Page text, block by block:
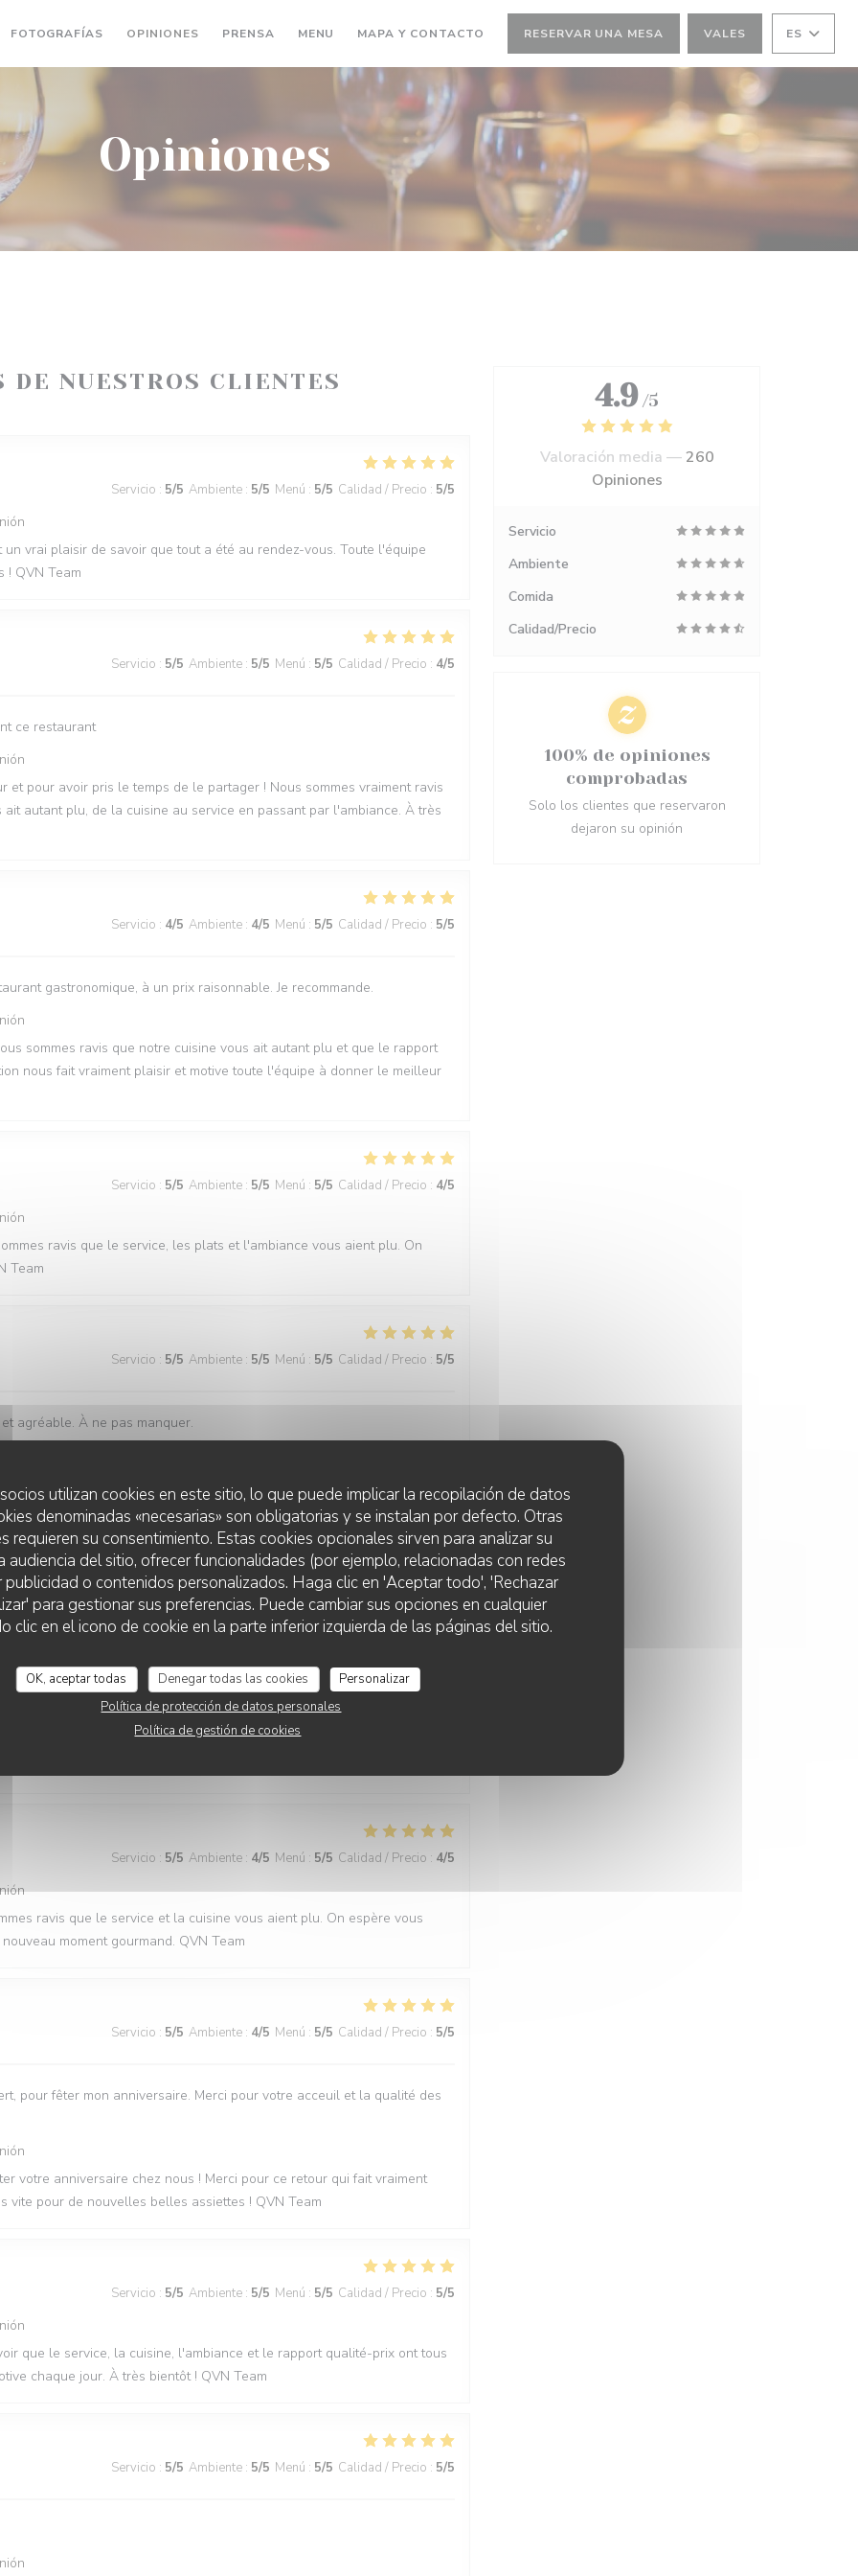
utilizan cookies en este sitio, lo que puede implicar la recopilación de datos
denominadas «necesarias» son obligatorias y se instalan por defecto. Otras
requieren su consentimiento. Estas cookies opcionales sirven para analizar su
audiencia del sitio, ofrecer funcionalidades (por ejemplo, relacionadas con redes
publicidad o contenidos personalizados. Haga clic en 'Aceptar todo', 'Rechazar
para gestionar sus preferencias. Puede cambiar sus opciones en cualquier
clic en el icono de cookie en la parte inferior izquierda de las páginas del sitio.
OK, aceptar todas Denegar todas las cookies
Personalizar
Política de protección de datos personales
Política de gestión de cookies
FOTOGRAFÍAS OPINIONES PRENSA MENU ((ABRE EN UNA NUEVA VENTANA))
MAPA Y CONTACTO RESERVAR UNA MESA VALES ES
Opiniones
DE NUESTROS CLIENTES
Servicio : 5/5 Ambiente : 5/5 Menú : 5/5 Calidad / Precio : 5/5
vrai plaisir de savoir que tout a été au rendez-vous. Toute l'équipe
! QVN Team
Servicio : 5/5 Ambiente : 5/5 Menú : 5/5 Calidad / Precio : 4/5
ce restaurant
et pour avoir pris le temps de le partager ! Nous sommes vraiment ravis
autant plu, de la cuisine au service en passant par l'ambiance. À très
Servicio : 4/5 Ambiente : 4/5 Menú : 5/5 Calidad / Precio : 5/5
gastronomique, à un prix raisonnable. Je recommande.
sommes ravis que notre cuisine vous ait autant plu et que le rapport
nous fait vraiment plaisir et motive toute l'équipe à donner le meilleur
Servicio : 5/5 Ambiente : 5/5 Menú : 5/5 Calidad / Precio : 4/5
ravis que le service, les plats et l'ambiance vous aient plu. On
Team
Servicio : 5/5 Ambiente : 5/5 Menú : 5/5 Calidad / Precio : 5/5
agréable. À ne pas manquer.
vrai bonheur de savoir que vous avez passé un agréable moment dans
QVN Team
Servicio: 5/5 Ambiente: /5 Menú :5/5 Calidad / Precio: 4 /5
et complicité. Tout ce que l'on attend d'une adresse de
C'est une vraie fierté de savoir que l'ambiance et l'assiette ont été au
espère vous retrouver très vite aux Batignolles ! QVN Team
Servicio : 5/5 Ambiente : 4/5 Menú : 5/5 Calidad / Precio : 4/5
ravis que le service et la cuisine vous aient plu. On espère vous
moment gourmand. QVN Team
Servicio : 5/5 Ambiente : 4/5 Menú : 5/5 Calidad / Precio : 5/5
pour fêter mon anniversaire. Merci pour votre acceuil et la qualité des
votre anniversaire chez nous ! Merci pour ce retour qui fait vraiment
pour de nouvelles belles assiettes ! QVN Team
Servicio : 5/5 Ambiente : 5/5 Menú : 5/5 Calidad / Precio : 5/5
que le service, la cuisine, l'ambiance et le rapport qualité-prix ont tous
chaque jour. À très bientôt ! QVN Team
Servicio : 5/5 Ambiente : 5/5 Menú : 5/5 Calidad / Precio : 5/5
4.9 /5
Valoración media —260
Opiniones
Servicio
Ambiente
Comida
Calidad/Precio
100% de opiniones
comprobadas
Solo los clientes que reservaron
dejaron su opinión